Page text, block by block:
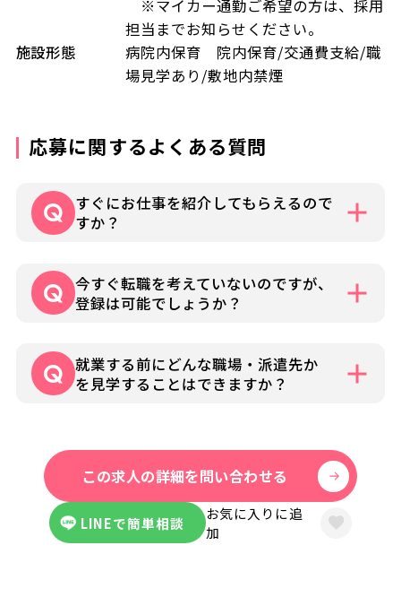
※マイカー通勤ご希望の方は、採用
担当までお知らせください。
施設形態
病院内保育 院内保育/交通費支給/職
場見学あり/敷地内禁煙
応募に関するよくある質問
すぐにお仕事を紹介してもらえるので
すか？
コーディネーターよりお仕事の詳細をお電
話やメールでお知らせいたします。
今すぐ転職を考えていないのですが、
登録は可能でしょうか？
ださい。
就業する前にどんな職場・派遣先か
を見学することはできますか？
し、見学にゆくさ担当者が同行して、派遣
先に伺うことも可能です。
この求人の詳細を問い合わせる
LINEで簡単相談
お気に入りに追
加